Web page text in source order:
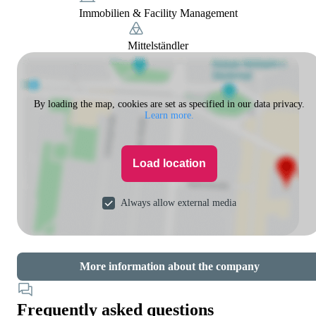
Immobilien & Facility Management
Mittelständler
By loading the map, cookies are set as specified in our data privacy.
Learn more.
Load location
Always allow external media
More information about the company
Frequently asked questions